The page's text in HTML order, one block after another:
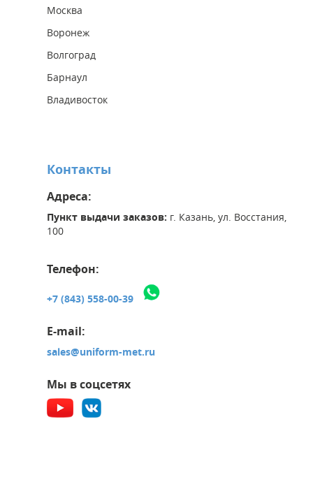
Москва
Воронеж
Волгоград
Барнаул
Владивосток
Контакты
Адреса:
Пункт выдачи заказов: г. Казань, ул. Восстания,
100
Телефон:
+7 (843) 558-00-39
E-mail:
sales@uniform-met.ru
Мы в соцсетях